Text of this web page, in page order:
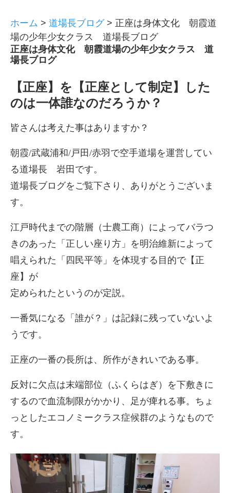
ホーム > 道場長ブログ> 正座は身体文化 朝霞道
場の少年少女クラス 道場長ブログ
正座は身体文化 朝霞道場の少年少女クラス 道
場長ブログ
【正座】を【正座として制定】した
のは一体誰なのだろうか？
皆さんは考えた事はありますか？
朝霞/武蔵浦和/戸田/赤羽で空手道場を運営してい
る道場長 岩田です。
道場長ブログをご覧下さり、ありがとうございま
す。
江戸時代までの階層（士農工商）によってバラつ
きのあった「正しい座り方」を明治維新によって
唱えられた「四民平等」を体現する目的で【正
座】が
定められたというのが定説。
一番気になる「誰が？」は記録に残っていないよ
うです。
正座の一番の長所は、所作がきれいである事。
反対に欠点は末端部位（ふくらはぎ）を下敷きに
するので血流制限がかかり、足が痺れる事。ちょ
っとしたエコノミークラス症候群のようなもので
す。